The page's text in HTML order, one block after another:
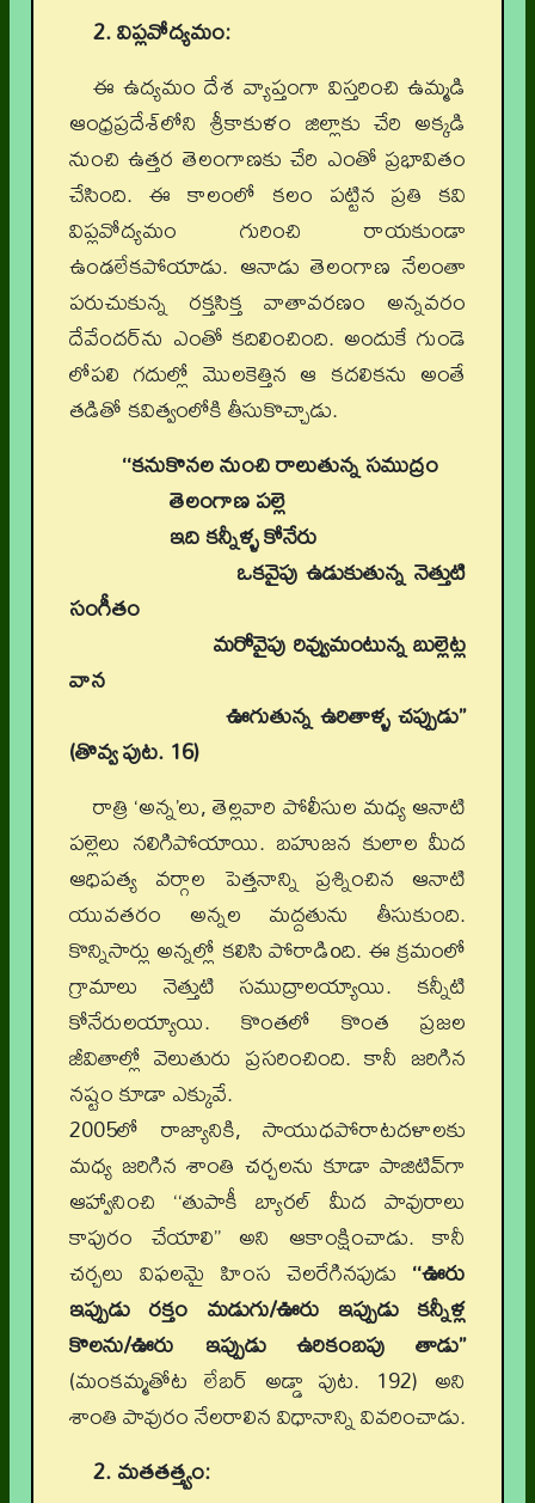
2. విప్లవోద్యమం:
ఈ ఉద్యమం దేశ వ్యాప్తంగా విస్తరించి ఉమ్మడి
ఆంధ్రప్రదేశ్‌లోని శ్రీకాకుళం జిల్లాకు చేరి అక్కడి
నుంచి ఉత్తర తెలంగాణకు చేరి ఎంతో ప్రభావితం
చేసింది. ఈ కాలంలో కలం పట్టిన ప్రతి కవి
విప్లవోద్యమం గురించి రాయకుండా
ఉండలేకపోయాడు. ఆనాడు తెలంగాణ నేలంతా
పరుచుకున్న రక్తసిక్త వాతావరణం అన్నవరం
దేవేందర్‌ను ఎంతో కదిలించింది. అందుకే గుండె
లోపలి గదుల్లో మొలకెత్తిన ఆ కదలికను అంతే
తడితో కవిత్వంలోకి తీసుకొచ్చాడు.
‘‘కనుకొనల నుంచి రాలుతున్న సముద్రం
తెలంగాణ పల్లె
ఇది కన్నీళ్ళ కోనేరు
ఒకవైపు ఉడుకుతున్న నెత్తుటి
సంగీతం
మరోవైపు రివ్వుమంటున్న బుల్లెట్ల
వాన
ఊగుతున్న ఉరితాళ్ళ చప్పుడు’’
(తొవ్వ పుట. 16)
రాత్రి ‘అన్న’లు, తెల్లవారి పోలీసుల మధ్య ఆనాటి
పల్లెలు నలిగిపోయాయి. బహుజన కులాల మీద
ఆధిపత్య వర్గాల పెత్తనాన్ని ప్రశ్నించిన ఆనాటి
యువతరం అన్నల మద్దతును తీసుకుంది.
కొన్నిసార్లు అన్నల్లో కలిసి పోరాడిoది. ఈ క్రమంలో
గ్రామాలు నెత్తుటి సముద్రాలయ్యాయి. కన్నీటి
కోనేరులయ్యాయి. కొంతలో కొంత ప్రజల
జీవితాల్లో వెలుతురు ప్రసరించింది. కానీ జరిగిన
నష్టం కూడా ఎక్కువే.
2005లో రాజ్యానికి, సాయుధపోరాటదళాలకు
మధ్య జరిగిన శాంతి చర్చలను కూడా పాజిటివ్‌గా
ఆహ్వానించి ‘‘తుపాకీ బ్యారల్‌ మీద పావురాలు
కాపురం చేయాలి’’ అని ఆకాంక్షించాడు. కానీ
చర్చలు విఫలమై హింస చెలరేగినపుడు ‘‘ఊరు
ఇప్పుడు రక్తం మడుగు/ఊరు ఇప్పుడు కన్నీళ్ల
కొలను/ఊరు ఇప్పుడు ఉరికంబపు తాడు’’
(మంకమ్మతోట లేబర్‌ అడ్డా పుట. 192) అని
శాంతి పావురం నేలరాలిన విధానాన్ని వివరించాడు.
2. మతతత్త్వం: